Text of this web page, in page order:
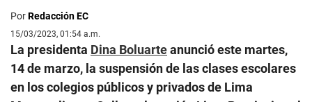
PorRedacción EC
15/03/2023, 01:54 a.m.
La presidenta Dina Boluarteanunció este martes,
14 de marzo, la suspensión de las clases escolares
en los colegios públicos y privados de Lima